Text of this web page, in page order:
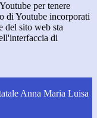
per tenere
di Youtube incorporati
del sito web sta
di
Anna Maria Luisa